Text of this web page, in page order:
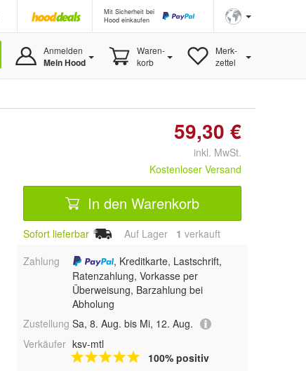
Mit Sicherheit bei
Hood einkaufen
Anmelden
Mein Hood
Waren-
korb
Merk-
zettel
59,30 €
inkl. MwSt.
Kostenloser Versand
In den Warenkorb
Sofort lieferbar Auf Lager 1 verkauft
Zahlung
, Kreditkarte, Lastschrift,
Ratenzahlung, Vorkasse per
Überweisung, Barzahlung bei
Abholung
Zustellung Sa, 8. Aug. bis Mi, 12. Aug.
Verkäufer ksv-mtl
100% positiv